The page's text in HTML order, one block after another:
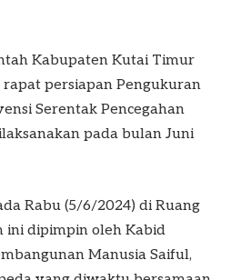
Kabupaten Kutai Timur
persiapan Pengukuran
Serentak Pencegahan
pada bulan Juni
Rabu (5/6/2024) di Ruang
ini dipimpin oleh Kabid
Manusia Saiful,